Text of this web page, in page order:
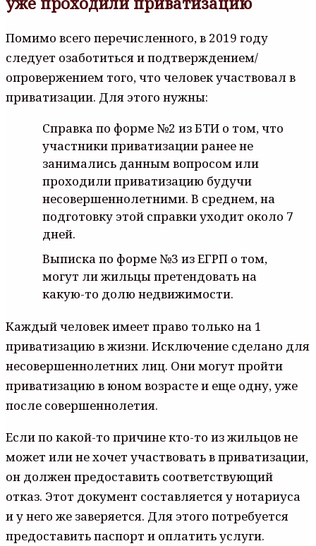
Помимо всего перечисленного, в 2019 году
следует озаботиться и подтверждением/
опровержением того, что человек участвовал в
приватизации. Для этого нужны:
Справка по форме №2 из БТИ о том, что
участники приватизации ранее не
занимались данным вопросом или
проходили приватизацию будучи
несовершеннолетними. В среднем, на
подготовку этой справки уходит около 7
дней.
Выписка по форме №3 из ЕГРП о том,
могут ли жильцы претендовать на
какую-то долю недвижимости.
Каждый человек имеет право только на 1
приватизацию в жизни. Исключение сделано для
несовершеннолетних лиц. Они могут пройти
приватизацию в юном возрасте и еще одну, уже
после совершеннолетия.
Если по какой-то причине кто-то из жильцов не
может или не хочет участвовать в приватизации,
он должен предоставить соответствующий
отказ. Этот документ составляется у нотариуса
и у него же заверяется. Для этого потребуется
предоставить паспорт и оплатить услуги.